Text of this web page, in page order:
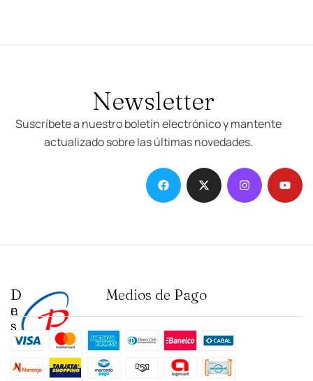
Newsletter
Suscríbete a nuestro boletín electrónico y mantente
actualizado sobre las últimas novedades.
D
e
s
t
a
c
I
n
s
t
i
t
Medios de Pago